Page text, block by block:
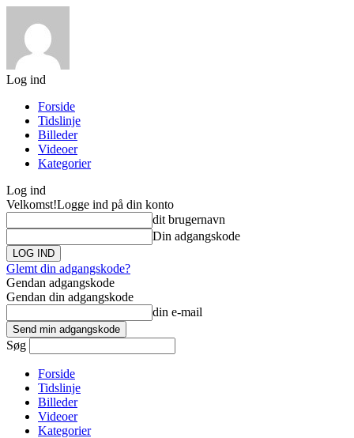
Log ind
Forside
Tidslinje
Billeder
Videoer
Kategorier
Log ind
Velkomst!Logge ind på din konto
dit brugernavn
Din adgangskode
Glemt din adgangskode?
Gendan adgangskode
Gendan din adgangskode
din e-mail
Søg
Forside
Tidslinje
Billeder
Videoer
Kategorier